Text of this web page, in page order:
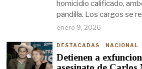
homicidio calificado,
pandilla. Los cargos se
enero 9, 2026
DESTACADAS · NACIONAL
Detienen a